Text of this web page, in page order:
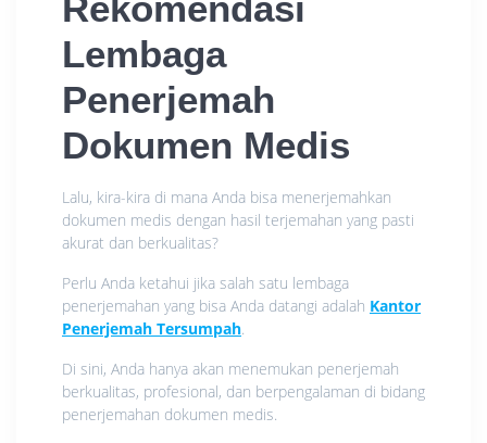
Rekomendasi
Lembaga
Penerjemah
Dokumen Medis
Lalu, kira-kira di mana Anda bisa menerjemahkan
dokumen medis dengan hasil terjemahan yang pasti
akurat dan berkualitas?
Perlu Anda ketahui jika salah satu lembaga
penerjemahan yang bisa Anda datangi adalah Kantor
Penerjemah Tersumpah.
Di sini, Anda hanya akan menemukan penerjemah
berkualitas, profesional, dan berpengalaman di bidang
penerjemahan dokumen medis.